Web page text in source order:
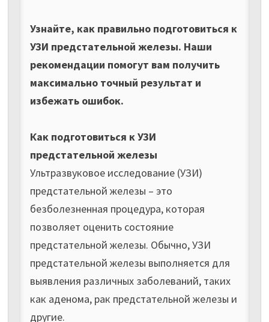
Узнайте, как правильно подготовиться к
УЗИ предстательной железы. Наши
рекомендации помогут вам получить
максимально точный результат и
избежать ошибок.
Как подготовиться к УЗИ
предстательной железы
Ультразвуковое исследование (УЗИ)
предстательной железы – это
безболезненная процедура, которая
позволяет оценить состояние
предстательной железы. Обычно, УЗИ
предстательной железы выполняется для
выявления различных заболеваний, таких
как аденома, рак предстательной железы и
другие.